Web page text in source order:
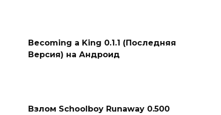
Becoming a King 0.1.1 (Последняя
Версия) на Андроид
Взлом Schoolboy Runaway 0.500